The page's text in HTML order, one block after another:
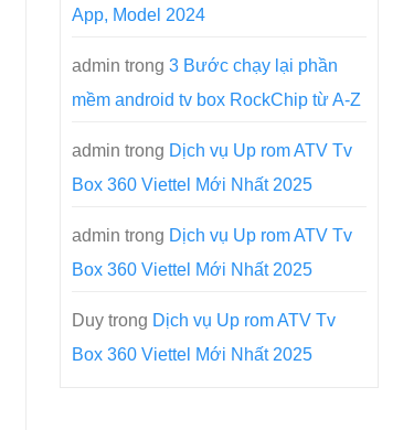
App, Model 2024
admin trong 3 Bước chạy lại phần
mềm android tv box RockChip từ A-Z
admin trong Dịch vụ Up rom ATV Tv
Box 360 Viettel Mới Nhất 2025
admin trong Dịch vụ Up rom ATV Tv
Box 360 Viettel Mới Nhất 2025
Duy trong Dịch vụ Up rom ATV Tv
Box 360 Viettel Mới Nhất 2025